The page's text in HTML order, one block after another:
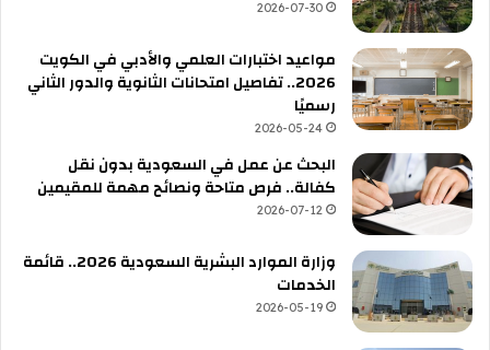
2026-07-30
مواعيد اختبارات العلمي والأدبي في الكويت
2026.. تفاصيل امتحانات الثانوية والدور الثاني
رسميًا
2026-05-24
البحث عن عمل في السعودية بدون نقل
كفالة.. فرص متاحة ونصائح مهمة للمقيمين
2026-07-12
وزارة الموارد البشرية السعودية 2026.. قائمة
الخدمات
2026-05-19